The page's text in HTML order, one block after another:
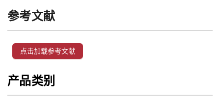
参考文献
点击加载参考文献
产品类别